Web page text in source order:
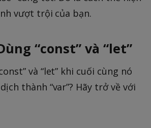
vượt trội của bạn.
“const” và “let”
và “let” khi cuối cùng nó
thành “var”? Hãy trở về với